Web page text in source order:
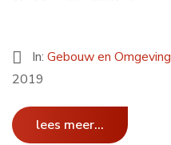
In:Gebouw en Omgeving
2019
lees meer...